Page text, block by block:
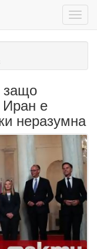
защо
Иран е
неразумна